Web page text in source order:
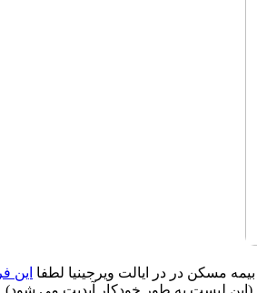
مسکن در در ایالت ویرجینیا لطفا این